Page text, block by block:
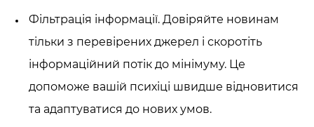
Фільтрація інформації. Довіряйте новинам
тільки з перевірених джерел і скоротіть
інформаційний потік до мінімуму. Це
допоможе вашій психіці швидше відновитися
та адаптуватися до нових умов.